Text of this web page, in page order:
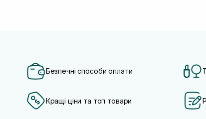
Безпечні способи оплати
Кращі ціни та топ товари